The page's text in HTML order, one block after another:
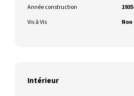
Année construction
1935
Vis à Vis
Non
Intérieur